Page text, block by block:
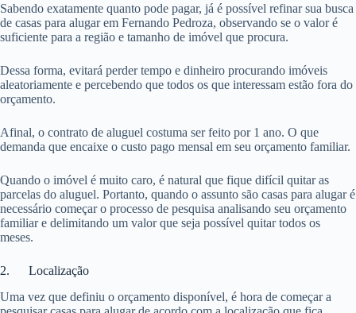
Sabendo exatamente quanto pode pagar, já é possível refinar sua busca
de casas para alugar em Fernando Pedroza, observando se o valor é
suficiente para a região e tamanho de imóvel que procura.
Dessa forma, evitará perder tempo e dinheiro procurando imóveis
aleatoriamente e percebendo que todos os que interessam estão fora do
orçamento.
Afinal, o contrato de aluguel costuma ser feito por 1 ano. O que
demanda que encaixe o custo pago mensal em seu orçamento familiar.
Quando o imóvel é muito caro, é natural que fique difícil quitar as
parcelas do aluguel. Portanto, quando o assunto são casas para alugar é
necessário começar o processo de pesquisa analisando seu orçamento
familiar e delimitando um valor que seja possível quitar todos os
meses.
2. Localização
Uma vez que definiu o orçamento disponível, é hora de começar a